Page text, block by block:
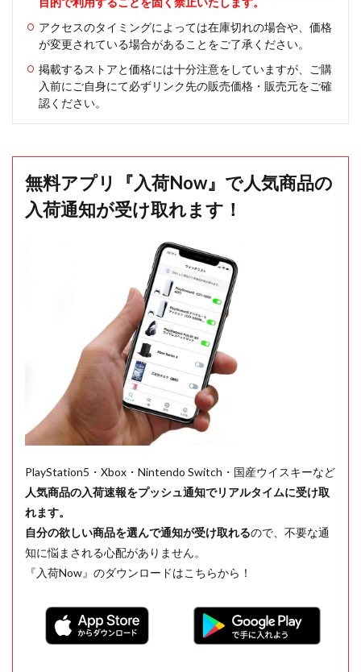
アクセスのタイミングによっては在庫切れの場合や、価格
が変更されている場合があることをご了承ください。
掲載するストアと価格には十分注意をしていますが、ご購
入前にご自身にて必ずリンク先の販売価格・販売元をご確
認ください。
無料アプリ『入荷Now』で人気商品の
入荷通知が受け取れます！
PlayStation5・Xbox・Nintendo Switch・国産ウイスキーなど
人気商品の入荷速報をプッシュ通知でリアルタイムに受け取
れます。
自分の欲しい商品を選んで通知が受け取れるので、不要な通
知に悩まされる心配がありません。
『入荷Now』のダウンロードはこちらから！